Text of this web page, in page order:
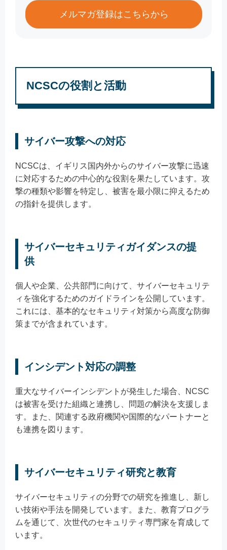
メルマガ登録はこちらから
NCSCの役割と活動
サイバー攻撃への対応
NCSCは、イギリス国内外からのサイバー攻撃に迅速
に対応するための中心的な役割を果たしています。攻
撃の種類や影響を特定し、被害を最小限に抑えるため
の指針を提供します。
サイバーセキュリティガイダンスの提
供
個人や企業、公共部門に向けて、サイバーセキュリテ
ィを強化するためのガイドラインを公開しています。
これには、基本的なセキュリティ対策から高度な防御
策までが含まれています。
インシデント対応の調整
重大なサイバーインシデントが発生した場合、NCSC
は被害を受けた組織と連携し、問題の解決を支援しま
す。また、関連する政府機関や国際的なパートナーと
も連携を図ります。
サイバーセキュリティ研究と教育
サイバーセキュリティの分野での研究を推進し、新し
い技術や手法を開発しています。また、教育プログラ
ムを通じて、次世代のセキュリティ専門家を育成して
います。